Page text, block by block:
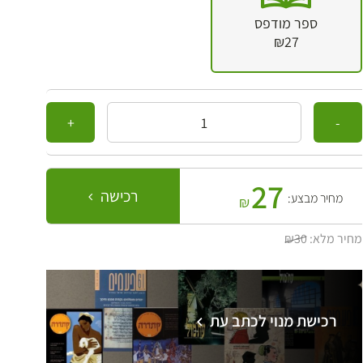
ספר מודפס
₪27
כמות
מחיר מבצע: 27
₪ רכישה
מחיר מלא:₪30
רכישת מנוי לכתב עת